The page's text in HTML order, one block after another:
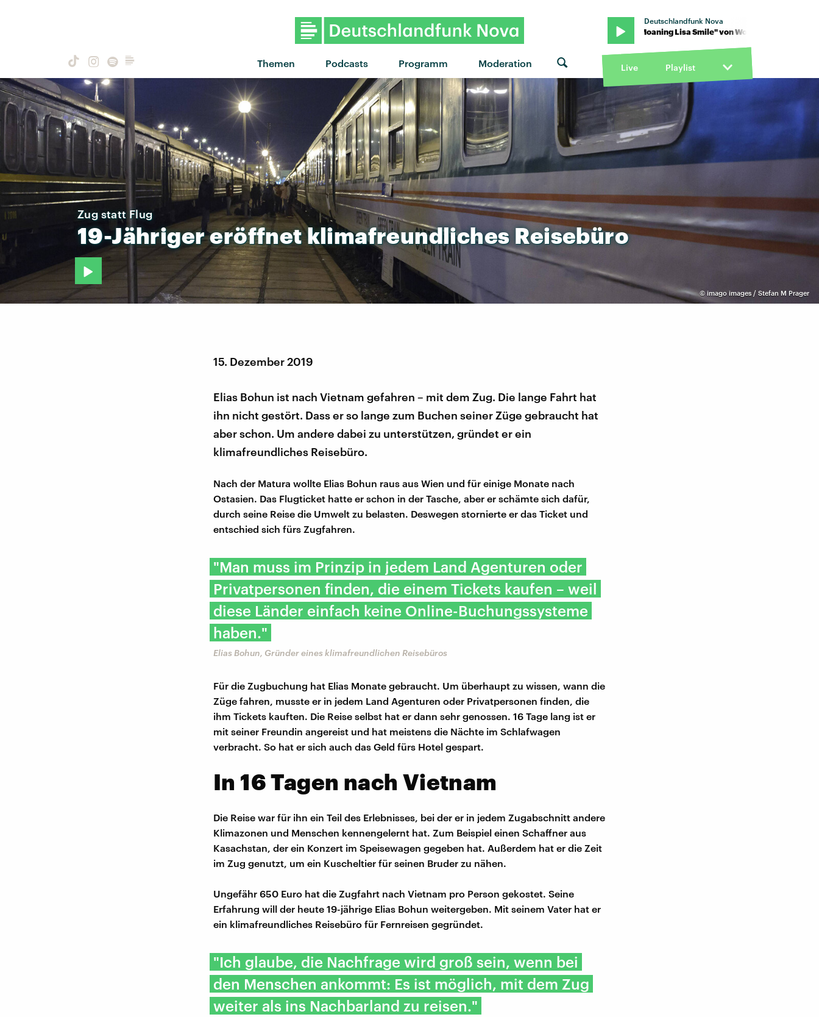
Themen Podcasts Programm Moderation
Deutschlandfunk Nova
"Moaning Lisa Smile" von Wolf Alice · "Moaning Lisa Smile" von Wolf Alice · "Moaning Lisa
Live Playlist
© imago images / Stefan M Prager
Zug statt Flug
19-JährigereröffnetklimafreundlichesReisebüro
15. Dezember 2019
Elias Bohun ist nach Vietnam gefahren – mit dem Zug. Die lange Fahrt hat
ihn nicht gestört. Dass er so lange zum Buchen seiner Züge gebraucht hat
aber schon. Um andere dabei zu unterstützen, gründet er ein
klimafreundliches Reisebüro.
Nach der Matura wollte Elias Bohun raus aus Wien und für einige Monate nach
Ostasien. Das Flugticket hatte er schon in der Tasche, aber er schämte sich dafür,
durch seine Reise die Umwelt zu belasten. Deswegen stornierte er das Ticket und
entschied sich fürs Zugfahren.
"Man muss im Prinzip in jedem Land Agenturen oder
Privatpersonen finden, die einem Tickets kaufen – weil
diese Länder einfach keine Online-Buchungssysteme
haben."
Elias Bohun, Gründer eines klimafreundlichen Reisebüros
Für die Zugbuchung hat Elias Monate gebraucht. Um überhaupt zu wissen, wann die
Züge fahren, musste er in jedem Land Agenturen oder Privatpersonen finden, die
ihm Tickets kauften. Die Reise selbst hat er dann sehr genossen. 16 Tage lang ist er
mit seiner Freundin angereist und hat meistens die Nächte im Schlafwagen
verbracht. So hat er sich auch das Geld fürs Hotel gespart.
In 16 Tagen nach Vietnam
Die Reise war für ihn ein Teil des Erlebnisses, bei der er in jedem Zugabschnitt andere
Klimazonen und Menschen kennengelernt hat. Zum Beispiel einen Schaffner aus
Kasachstan, der ein Konzert im Speisewagen gegeben hat. Außerdem hat er die Zeit
im Zug genutzt, um ein Kuscheltier für seinen Bruder zu nähen.
Ungefähr 650 Euro hat die Zugfahrt nach Vietnam pro Person gekostet. Seine
Erfahrung will der heute 19-jährige Elias Bohun weitergeben. Mit seinem Vater hat er
ein klimafreundliches Reisebüro für Fernreisen gegründet.
"Ich glaube, die Nachfrage wird groß sein, wenn bei
den Menschen ankommt: Es ist möglich, mit dem Zug
weiter als ins Nachbarland zu reisen."